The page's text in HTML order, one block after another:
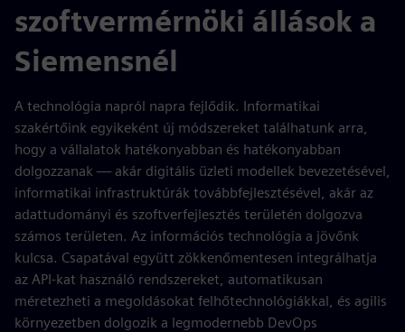
szoftvermérnöki állások a
Siemensnél
A technológia napról napra fejlődik. Informatikai
szakértőink egyikeként új módszereket találhatunk arra,
hogy a vállalatok hatékonyabban és hatékonyabban
dolgozzanak — akár digitális üzleti modellek bevezetésével,
informatikai infrastruktúrák továbbfejlesztésével, akár az
adattudományi és szoftverfejlesztés területén dolgozva
számos területen. Az információs technológia a jövőnk
kulcsa. Csapatával együtt zökkenőmentesen integrálhatja
az API-kat használó rendszereket, automatikusan
méretezheti a megoldásokat felhőtechnológiákkal, és agilis
környezetben dolgozik a legmodernebb DevOps